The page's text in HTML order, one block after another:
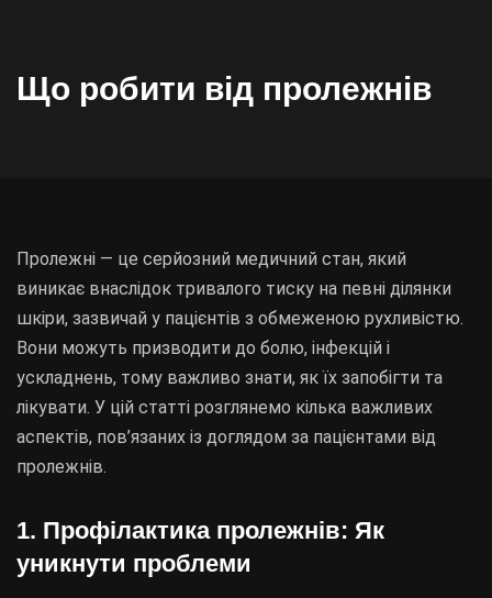
Що робити від пролежнів
Пролежні — це серйозний медичний стан, який
виникає внаслідок тривалого тиску на певні ділянки
шкіри, зазвичай у пацієнтів з обмеженою рухливістю.
Вони можуть призводити до болю, інфекцій і
ускладнень, тому важливо знати, як їх запобігти та
лікувати. У цій статті розглянемо кілька важливих
аспектів, пов’язаних із доглядом за пацієнтами від
пролежнів.
1. Профілактика пролежнів: Як
уникнути проблеми